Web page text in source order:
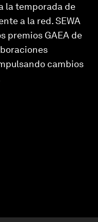
la temporada de
a la red. SEWA
premios GAEA de
cambios